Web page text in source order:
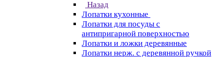
Назад
Лопатки кухонные
Лопатки для посуды с
антипригарной поверхностью
Лопатки и ложки деревянные
Лопатки нерж. с деревянной ручкой